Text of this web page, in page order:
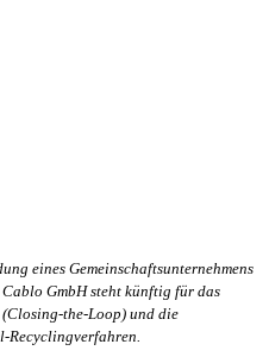
eines Gemeinschaftsunternehmens
GmbH steht künftig für das
the-Loop) und die
Recyclingverfahren.